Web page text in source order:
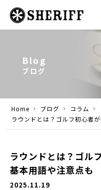
Blog
ブログ
Home ブログ
コラム
ラウンドとは？ゴルフ初心者
ラウンドとは？ゴル
基本用語や注意点も
2025.11.19